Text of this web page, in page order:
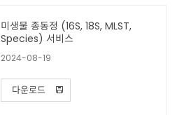
미생물 종동정 (16S, 18S, MLST,
Species) 서비스
2024-08-19
다운로드